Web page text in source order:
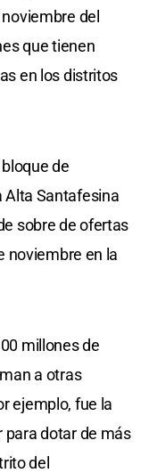
del
que tienen
en los distritos
de
Alta Santafesina
sobre de ofertas
noviembre en la
millones de
a otras
ejemplo, fue la
para dotar de más
del